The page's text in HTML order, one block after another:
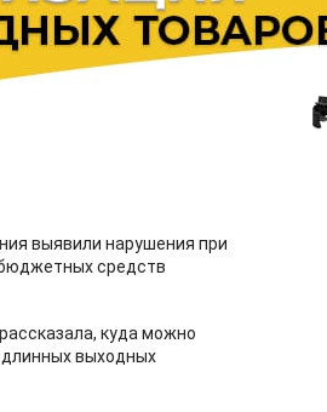
выявили нарушения при
средств
куда можно
выходных